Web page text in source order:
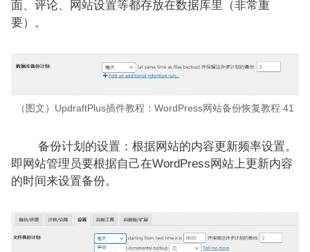
面、评论、网站设置等都存放在数据库里（非常重
要）。
（图文）UpdraftPlus插件教程：WordPress网站备份恢复教程 41
备份计划的设置：根据网站的内容更新频率设置。
即网站管理员要根据自己在WordPress网站上更新内容
的时间来设置备份。